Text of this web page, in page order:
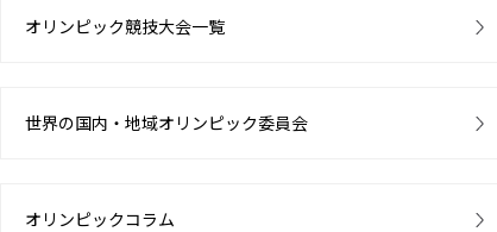
オリンピック競技大会一覧
世界の国内・地域オリンピック委員会
オリンピックコラム